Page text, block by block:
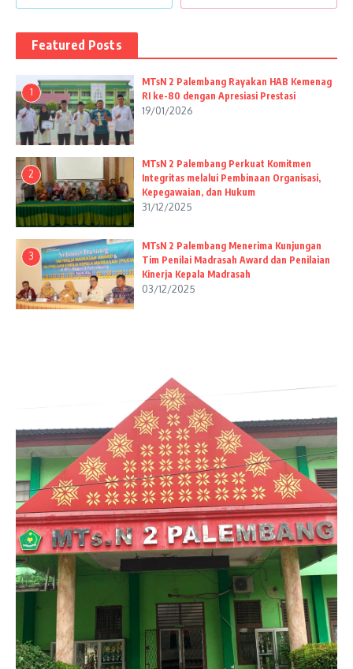
Featured Posts
1
MTsN 2 Palembang Rayakan HAB Kemenag
RI ke-80 dengan Apresiasi Prestasi
19/01/2026
2
MTsN 2 Palembang Perkuat Komitmen
Integritas melalui Pembinaan Organisasi,
Kepegawaian, dan Hukum
31/12/2025
3
MTsN 2 Palembang Menerima Kunjungan
Tim Penilai Madrasah Award dan Penilaian
Kinerja Kepala Madrasah
03/12/2025